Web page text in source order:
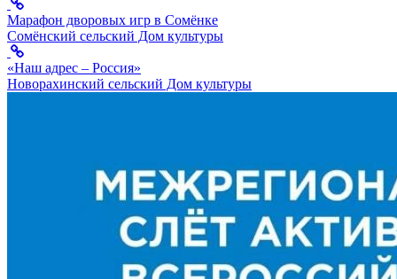
Марафон дворовых игр в Сомёнке
Сомёнский сельский Дом культуры
«Наш адрес – Россия»
Новорахинский сельский Дом культуры